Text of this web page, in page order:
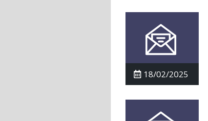
18/02/2025